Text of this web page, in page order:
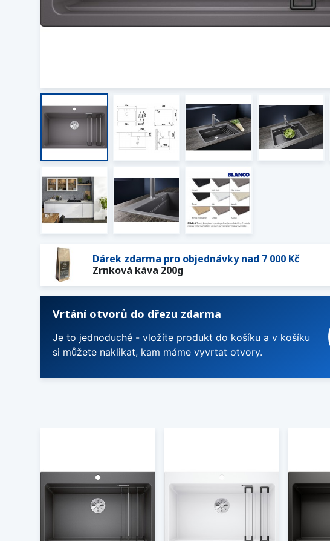
Dárek zdarma pro objednávky nad 7 000 Kč
Zrnková káva 200g
Vrtání otvorů do dřezu zdarma
Je to jednoduché - vložíte produkt do košíku a v košíku
si můžete naklikat, kam máme vyvrtat otvory.